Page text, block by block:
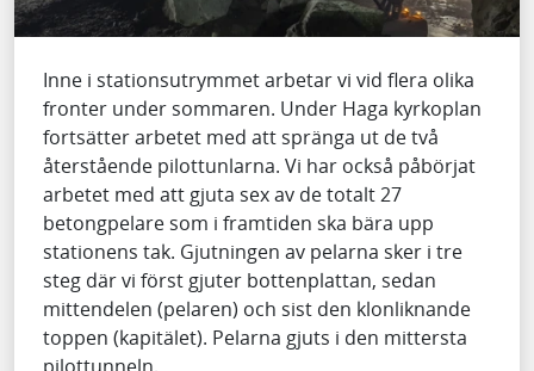
Inne i stationsutrymmet arbetar vi vid flera olika
fronter under sommaren. Under Haga kyrkoplan
fortsätter arbetet med att spränga ut de två
återstående pilottunlarna. Vi har också påbörjat
arbetet med att gjuta sex av de totalt 27
betongpelare som i framtiden ska bära upp
stationens tak. Gjutningen av pelarna sker i tre
steg där vi först gjuter bottenplattan, sedan
mittendelen (pelaren) och sist den klonliknande
toppen (kapitälet). Pelarna gjuts i den mittersta